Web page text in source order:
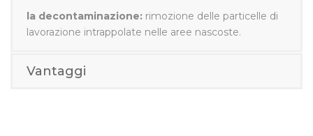
la decontaminazione: rimozione delle particelle di
lavorazione intrappolate nelle aree nascoste.
Vantaggi